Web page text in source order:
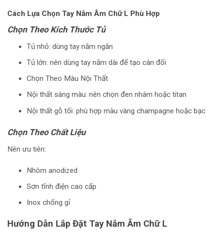
Cách Lựa Chọn Tay Nắm Âm Chữ L Phù Hợp
Chọn Theo Kích Thước Tủ
Tủ nhỏ: dùng tay nắm ngắn
Tủ lớn: nên dùng tay nắm dài để tạo cân đối
Chọn Theo Màu Nội Thất
Nội thất sáng màu: nên chọn đen nhám hoặc titan
Nội thất gỗ tối: phù hợp màu vàng champagne hoặc bạc
Chọn Theo Chất Liệu
Nên ưu tiên:
Nhôm anodized
Sơn tĩnh điện cao cấp
Inox chống gỉ
Hướng Dẫn Lắp Đặt Tay Nắm Âm Chữ L